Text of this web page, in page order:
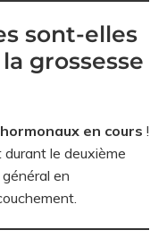
sont-elles
grossesse
en cours !
le deuxième
en